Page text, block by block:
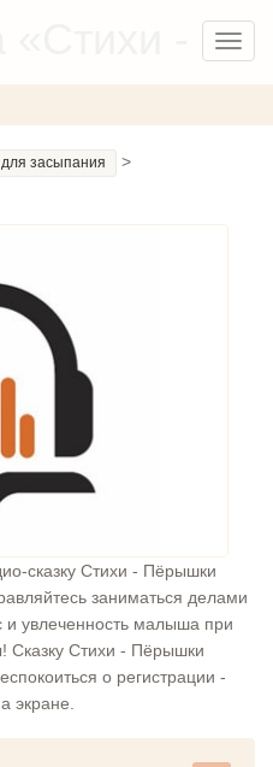
-
засыпания >
сказку Стихи - Пёрышки
заниматься делами
и увлеченность малыша при
Сказку Стихи - Пёрышки
о регистрации -
экране.